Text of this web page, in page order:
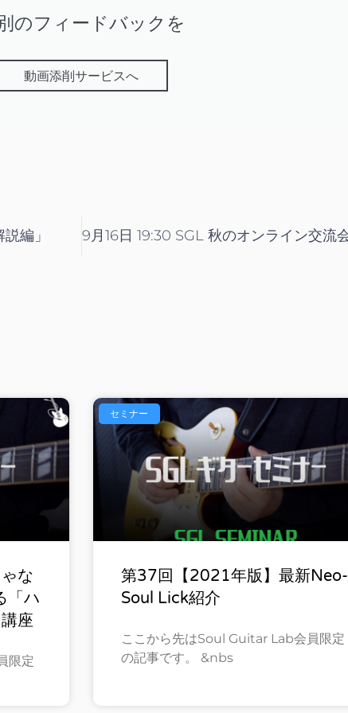
のフィードバックを
動画添削サービスへ
編」
な
「ハ
座
限定
セミナー
第37回【2021年版】最新Neo-
Soul Lick紹介
ここから先はSoul Guitar Lab会員限定
の記事です。 &nbs